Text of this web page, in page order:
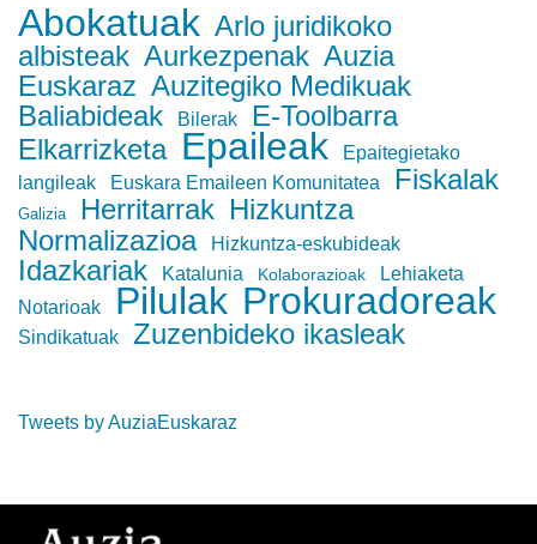
Abokatuak Arlo juridikoko
albisteak Aurkezpenak Auzia
Euskaraz Auzitegiko Medikuak
Baliabideak
Bilerak
E-Toolbarra
Elkarrizketa Epaileak
Epaitegietako
langileak
Euskara Emaileen Komunitatea Fiskalak
Galizia Herritarrak Hizkuntza
Normalizazioa
Hizkuntza-eskubideak
Idazkariak Katalunia Kolaborazioak
Lehiaketa
Notarioak
Pilulak Prokuradoreak
Sindikatuak Zuzenbideko ikasleak
Tweets by AuziaEuskaraz